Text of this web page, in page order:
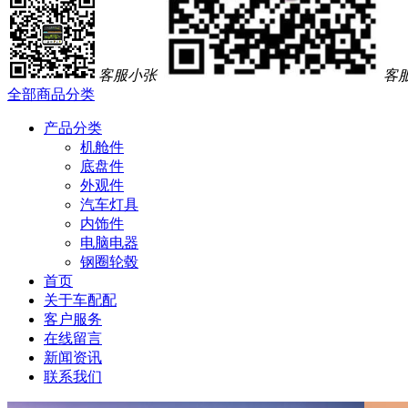
客服小张
客
全部商品分类
产品分类
机舱件
底盘件
外观件
汽车灯具
内饰件
电脑电器
钢圈轮毂
首页
关于车配配
客户服务
在线留言
新闻资讯
联系我们